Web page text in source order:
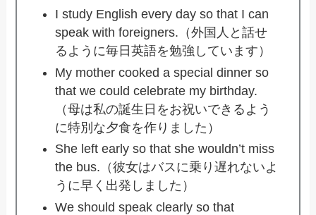
I study English every day so that I can
speak with foreigners.（外国人と話せ
るように毎日英語を勉強しています）
My mother cooked a special dinner so
that we could celebrate my birthday.
（母は私の誕生日をお祝いできるよう
に特別な夕食を作りました）
She left early so that she wouldn’t miss
the bus.（彼女はバスに乗り遅れないよ
うに早く出発しました）
We should speak clearly so that